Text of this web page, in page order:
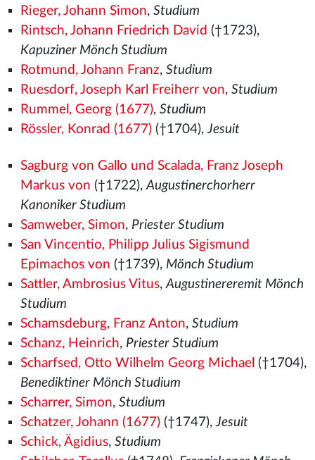
Rieger, Johann Simon, Studium
Rintsch, Johann Friedrich David (†1723),
Kapuziner Mönch Studium
Rotmund, Johann Franz, Studium
Ruesdorf, Joseph Karl Freiherr von, Studium
Rummel, Georg (1677), Studium
Rössler, Konrad (1677)(†1704),Jesuit
Sagburg von Gallo und Scalada, Franz Joseph
Markus von (†1722),Augustinerchorherr
Kanoniker Studium
Samweber, Simon, Priester Studium
San Vincentio, Philipp Julius Sigismund
Epimachos von (†1739), Mönch Studium
Sattler, Ambrosius Vitus,Augustinereremit Mönch
Studium
Schamsdeburg, Franz Anton, Studium
Schanz, Heinrich, Priester Studium
Scharfsed, Otto Wilhelm Georg Michael (†1704),
Benediktiner Mönch Studium
Scharrer, Simon, Studium
Schatzer, Johann (1677)(†1747),Jesuit
Schick, Ägidius, Studium